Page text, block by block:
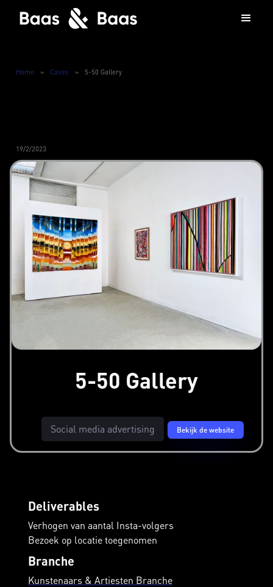
Home » Cases » 5-50 Gallery
19/2/2023
5-50 Gallery
Social media advertising Bekijk de website
Deliverables
Verhogen van aantal Insta-volgers
Bezoek op locatie toegenomen
Branche
Kunstenaars & Artiesten Branche